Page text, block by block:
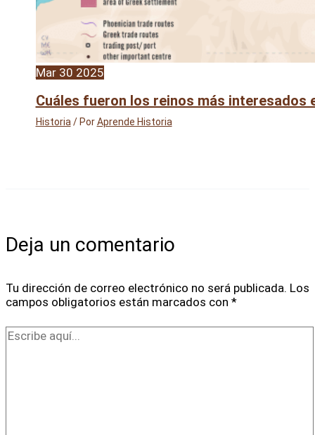
Mar 30 2025
Cuáles fueron los reinos más interesados
Historia / PorAprende Historia
Deja un comentario
Tu dirección de correo electrónico no será publicada. Los
campos obligatorios están marcados con *
Escribe